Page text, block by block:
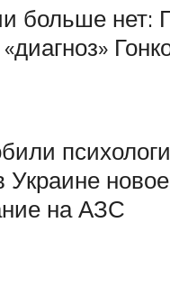
больше нет:
Украине новое
на АЗС